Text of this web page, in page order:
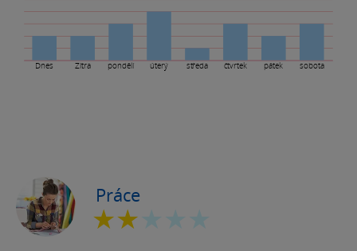
Dnes Zítra pondělí úterý středa čtvrtek pátek sobota
Práce
★★★★★